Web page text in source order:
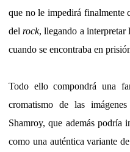
que no le impedirá finalmente
delrock, llegando a interpretar
cuando se encontraba en
Todo ello compondrá una
cromatismo de las
Shamroy, que además podría
como una auténtica variante